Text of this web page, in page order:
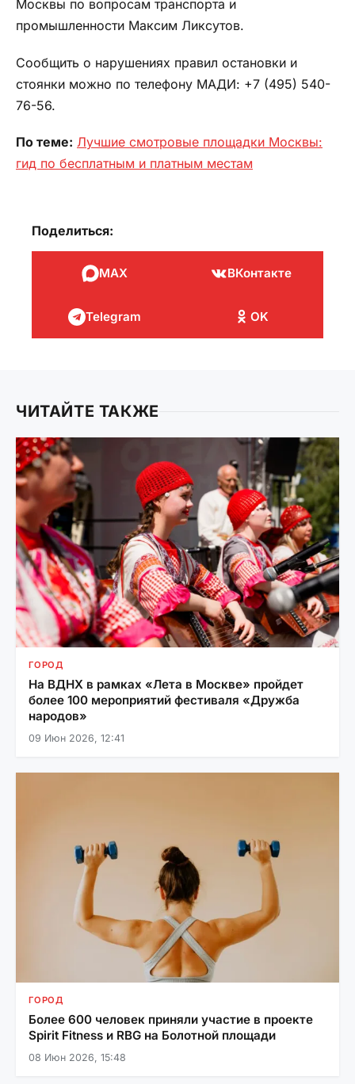
Москвы по вопросам транспорта и
промышленности Максим Ликсутов.
Сообщить о нарушениях правил остановки и
стоянки можно по телефону МАДИ: +7 (495) 540-
76-56.
По теме: Лучшие смотровые площадки Москвы:
гид по бесплатным и платным местам
Поделиться:
MAX ВКонтакте
Telegram OK
ЧИТАЙТЕ ТАКЖЕ
ГОРОД
На ВДНХ в рамках «Лета в Москве» пройдет
более 100 мероприятий фестиваля «Дружба
народов»
09 Июн 2026, 12:41
ГОРОД
Более 600 человек приняли участие в проекте
Spirit Fitness и RBG на Болотной площади
08 Июн 2026, 15:48